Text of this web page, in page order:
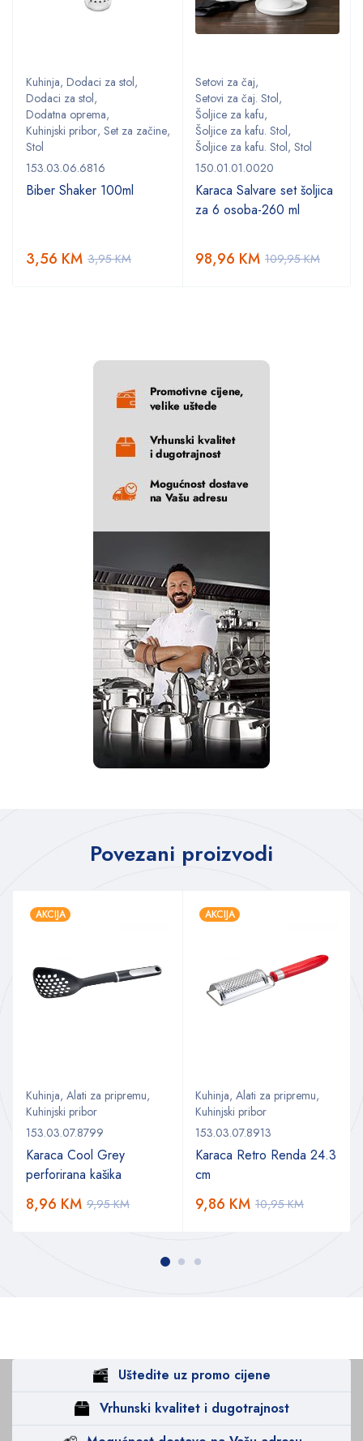
Kuhinja, Dodaci za stol,
Dodaci za stol,
Dodatna oprema,
Kuhinjski pribor, Set za začine,
Stol
153.03.06.6816
Biber Shaker 100ml
3,95KM
3,56 KM
Setovi za čaj,
Setovi za čaj. Stol,
Šoljice za kafu,
Šoljice za kafu. Stol,
Šoljice za kafu. Stol, Stol
150.01.01.0020
Karaca Salvare set šoljica
za 6 osoba-260 ml
109,95KM
98,96 KM
Povezani proizvodi
AKCIJA
Kuhinja, Alati za pripremu,
Kuhinjski pribor
153.03.07.8799
Karaca Cool Grey
perforirana kašika
9,95KM
8,96 KM
AKCIJA
Kuhinja, Alati za pripremu,
Kuhinjski pribor
153.03.07.8913
Karaca Retro Renda 24.3
cm
10,95KM
9,86 KM
Uštedite uz promo cijene
Vrhunski kvalitet i dugotrajnost